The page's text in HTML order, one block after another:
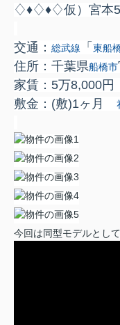
♢♦♢♦♢仮）宮本
交通： 総武線 「 東船
住所：千葉県船橋市
家賃：5万8,000
敷金： (敷)1ヶ月
今回は同型モデルとし